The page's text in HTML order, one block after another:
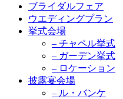
ブライダルフェア
ウエディングプラン
挙式会場
– チャペル挙式
– ガーデン挙式
– ロケーション
披露宴会場
– ル・バンケ